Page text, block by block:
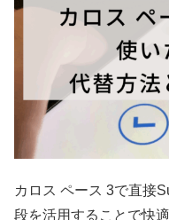
カロス ペース 3で直接
段を活用することで快